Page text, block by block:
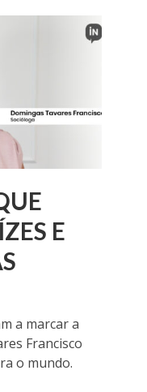
E
a marcar a
Francisco
o mundo.